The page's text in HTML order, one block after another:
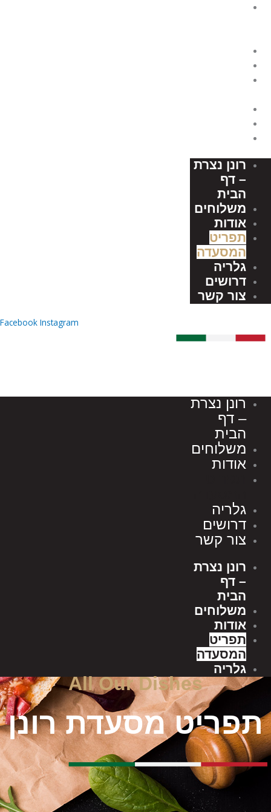
דילוג
רונן נצרת
– דף
הבית
משלוחים
אודות
תפריט
המסעדה
גלריה
דרושים
צור קשר
Facebook Instagram
רונן נצרת
– דף
הבית
משלוחים
אודות
גלריה
דרושים
צור קשר
רונן נצרת
– דף
הבית
משלוחים
אודות
תפריט
המסעדה
גלריה
דרושים
צור קשר
All Our Dishes
תפריט מסעדת רונן